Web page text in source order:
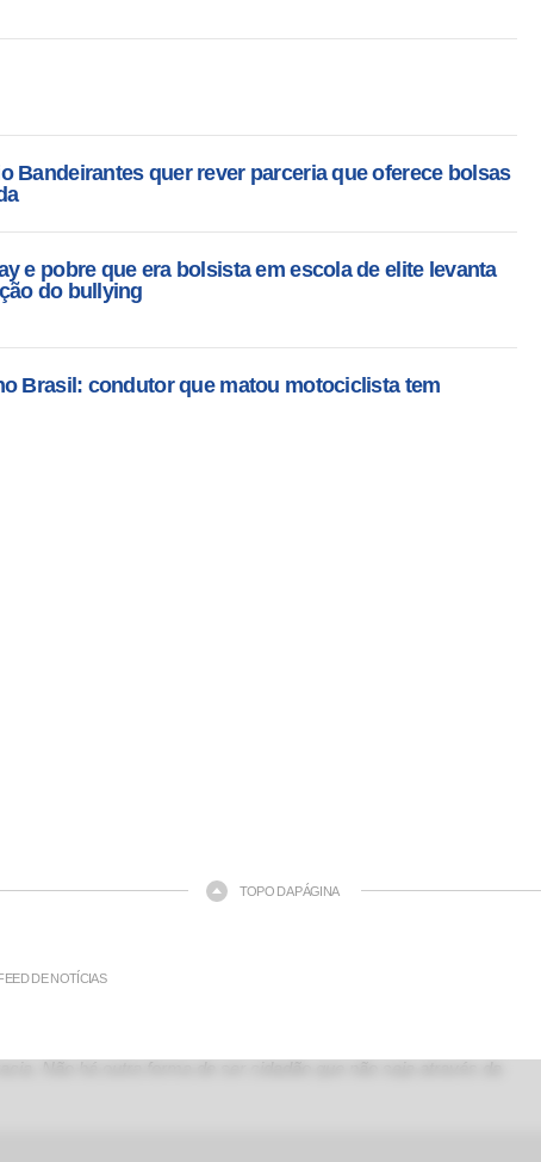
Bandeirantes quer rever parceria que oferece bolsas
e pobre que era bolsista em escola de elite levanta
do bullying
Brasil: condutor que matou motociclista tem
TOPO DA PÁGINA
DE NOTÍCIAS
Não há outra forma de ser cidadão que não seja através da